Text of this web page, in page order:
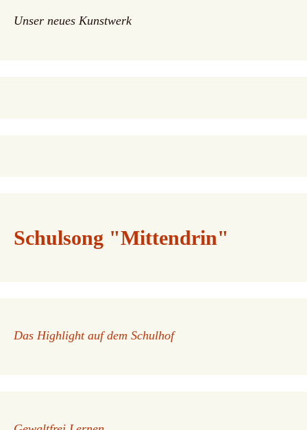
Unser neues Kunstwerk
Schulsong "Mittendrin"
Das Highlight auf dem Schulhof